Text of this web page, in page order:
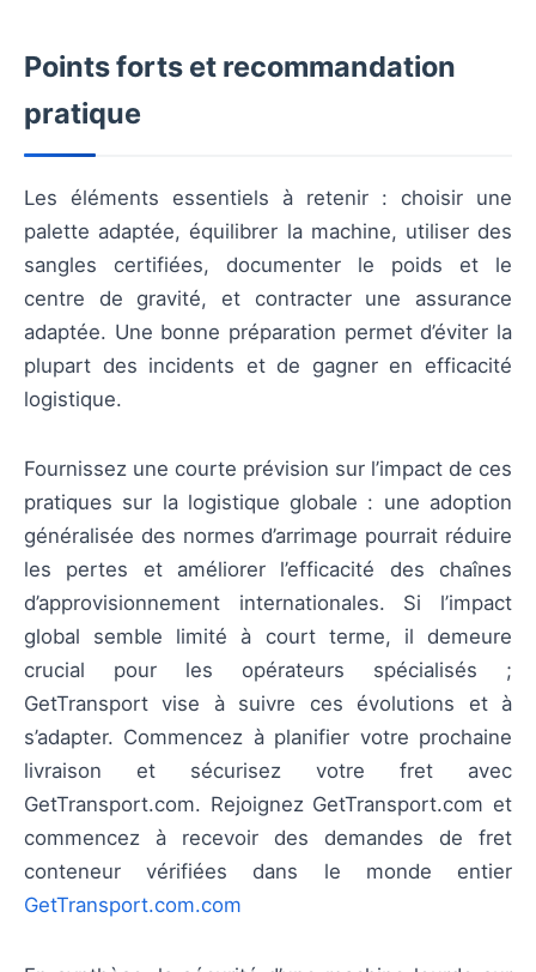
Points forts et recommandation
pratique
Les éléments essentiels à retenir : choisir une
palette adaptée, équilibrer la machine, utiliser des
sangles certifiées, documenter le poids et le
centre de gravité, et contracter une assurance
adaptée. Une bonne préparation permet d’éviter la
plupart des incidents et de gagner en efficacité
logistique.
Fournissez une courte prévision sur l’impact de ces
pratiques sur la logistique globale : une adoption
généralisée des normes d’arrimage pourrait réduire
les pertes et améliorer l’efficacité des chaînes
d’approvisionnement internationales. Si l’impact
global semble limité à court terme, il demeure
crucial pour les opérateurs spécialisés ;
GetTransport vise à suivre ces évolutions et à
s’adapter. Commencez à planifier votre prochaine
livraison et sécurisez votre fret avec
GetTransport.com. Rejoignez GetTransport.com et
commencez à recevoir des demandes de fret
conteneur vérifiées dans le monde entier
GetTransport.com.com